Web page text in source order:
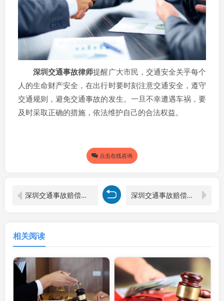
深圳交通事故律师提醒广大市民，交通安全关乎每个
人的生命财产安全，在出行时要时刻注意交通安全，遵守
交通规则，避免交通事故的发生。一旦不幸遭遇车祸，要
及时采取正确的措施，依法维护自己的合法权益。
点击在线咨询
深圳交通事故赔偿律师解读：车祸未住院情形下误工费赔偿之探究 深圳交通事故赔偿律师解读：出车祸后赔偿标准全解析
相关阅读